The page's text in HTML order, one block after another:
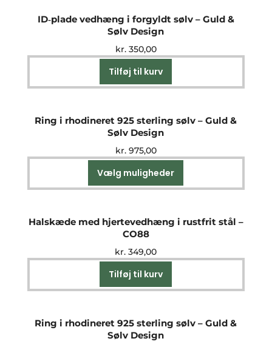
ID‑plade vedhæng i forgyldt sølv – Guld &
Sølv Design
kr.350,00
Tilføj til kurv
Ring i rhodineret 925 sterling sølv – Guld &
Sølv Design
kr.975,00
Vælg muligheder
vare
varianter.
kan
Halskæde med hjertevedhæng i rustfrit stål –
CO88
kr. 349,00
Tilføj til kurv
Ring i rhodineret 925 sterling sølv – Guld &
Sølv Design